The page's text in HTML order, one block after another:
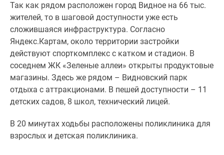
Так как рядом расположен город Видное на 66 тыс.
жителей, то в шаговой доступности уже есть
сложившаяся инфраструктура. Согласно
Яндекс.Картам, около территории застройки
действуют спорткомплекс с катком и стадион. В
соседнем ЖК «Зеленые аллеи» открыты продуктовые
магазины. Здесь же рядом – Видновский парк
отдыха с аттракционами. В пешей доступности – 11
детских садов, 8 школ, технический лицей.
В 20 минутах ходьбы расположены поликлиника для
взрослых и детская поликлиника.